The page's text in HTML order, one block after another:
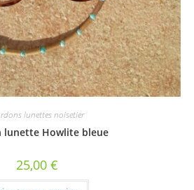
lunettes noisetier
lunette Howlite bleue
25,00 €